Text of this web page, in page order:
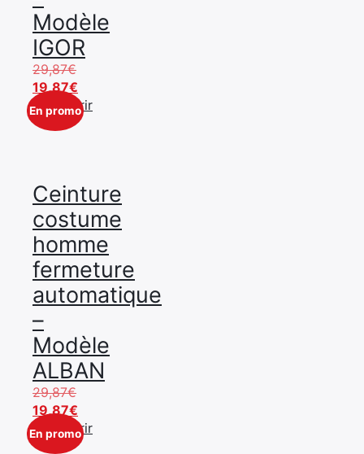
Modèle
IGOR
29,87€Le
prix
initial
était :
19,87€
prix
actuel
Découvrir
En promo
Ceinture
costume
homme
fermeture
automatique
–
Modèle
ALBAN
29,87€Le
prix
initial
était :
19,87€
prix
actuel
Découvrir
En promo